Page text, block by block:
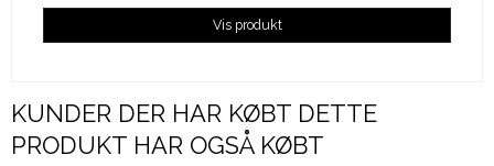
Vis produkt
KUNDER DER HAR KØBT DETTE
PRODUKT HAR OGSÅ KØBT